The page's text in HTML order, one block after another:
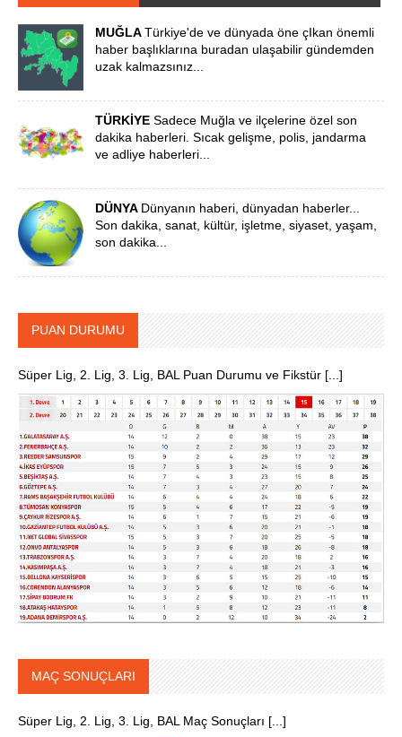
MUĞLATürkiye'de ve dünyada öne çIkan önemli
haber başlıklarına buradan ulaşabilir gündemden
uzak kalmazsınız...
TÜRKİYESadece Muğla ve ilçelerine özel son
dakika haberleri. Sıcak gelişme, polis, jandarma
ve adliye haberleri...
DÜNYA Dünyanın haberi, dünyadan haberler...
Son dakika, sanat, kültür, işletme, siyaset, yaşam,
son dakika...
PUAN DURUMU
Süper Lig, 2. Lig, 3. Lig, BAL Puan Durumu ve Fikstür [...]
MAÇ SONUÇLARI
Süper Lig, 2. Lig, 3. Lig, BAL Maç Sonuçları [...]